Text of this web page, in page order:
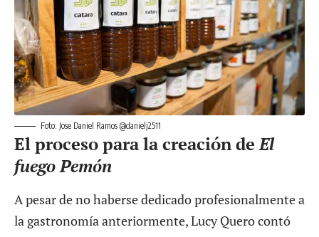
Foto: Jose Daniel Ramos @danielj2511
El proceso para la creación deEl
fuego Pemón
A pesar de no haberse dedicado profesionalmente a
la gastronomía anteriormente, Lucy Quero contó